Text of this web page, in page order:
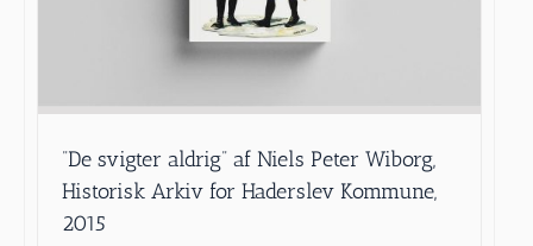
”De svigter aldrig” af Niels Peter Wiborg,
Historisk Arkiv for Haderslev Kommune,
2015